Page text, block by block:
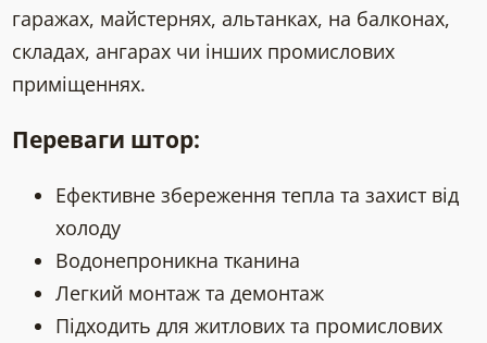
гаражах, майстернях, альтанках, на балконах,
складах, ангарах чи інших промислових
приміщеннях.
Переваги штор:
Ефективне збереження тепла та захист від
холоду
Водонепроникна тканина
Легкий монтаж та демонтаж
Підходить для житлових та промислових